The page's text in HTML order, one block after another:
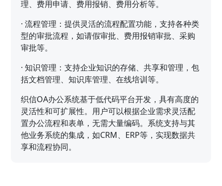
理、费用申请、费用报销、费用分析等。
·流程管理：提供灵活的流程配置功能，支持各种类
型的审批流程，如请假审批、费用报销审批、采购
审批等。
·知识管理：支持企业知识的存储、共享和管理，包
括文档管理、知识库管理、在线培训等。
织信OA办公系统基于低代码平台开发，具有高度的
灵活性和可扩展性。用户可以根据企业需求灵活配
置办公流程和表单，无需大量编码。系统支持与其
他业务系统的集成，如CRM、ERP等，实现数据共
享和流程协同。